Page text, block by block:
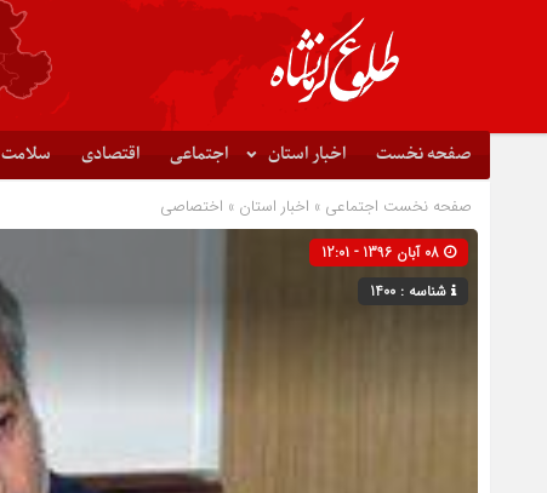
صفحه نخست اخبار استان اجتماعی اقتصادی سلامت
صفحه نخست اجتماعی » اخبار استان » اختصاصی
شناسه : 1400